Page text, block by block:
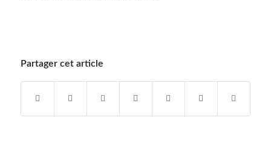
Partager cet article